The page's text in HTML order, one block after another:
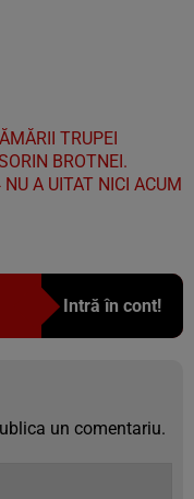
TRUPEI
BROTNEI.
A UITAT NICI ACUM
Intră în cont!
un comentariu.